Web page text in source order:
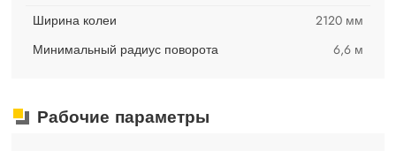
Ширина колеи
2120 мм
Минимальный радиус поворота
6,6 м
Рабочие параметры